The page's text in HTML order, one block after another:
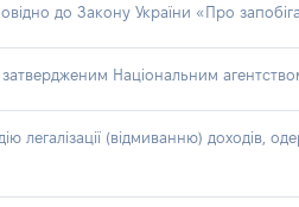
до Закону України «Про
Національним
легалізації (відмиванню)